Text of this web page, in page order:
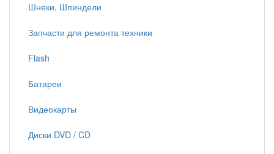
Шнеки, Шпиндели
Запчасти для ремонта техники
Flash
Батареи
Видеокарты
Диски DVD / CD